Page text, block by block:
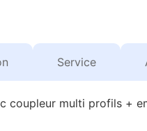
Service
coupleur multi profils +